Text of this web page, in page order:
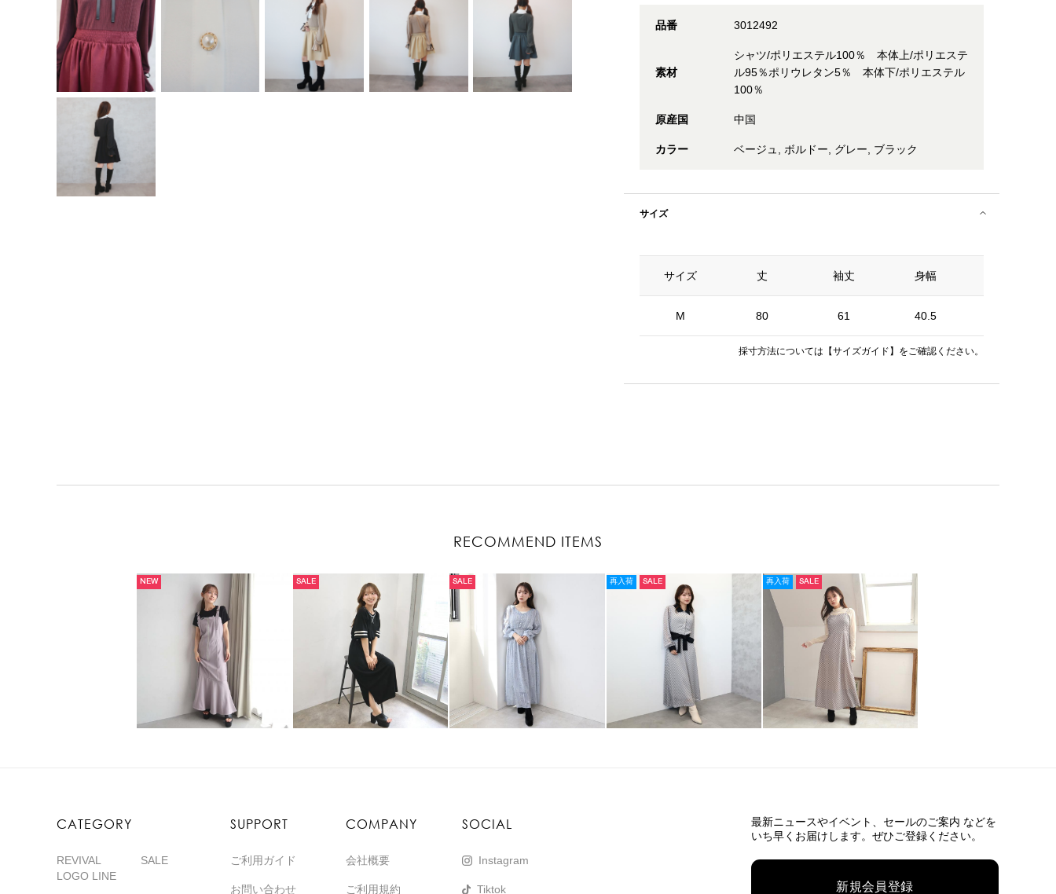
品番 3012492
素材
シャツ/ポリエステル100％ 本体上/ポリエステ
ル95％ポリウレタン5％ 本体下/ポリエステル
100％
原産国 中国
カラー ベージュ, ボルドー, グレー, ブラック
サイズ
サイズ
M
丈 袖丈 身幅
80 61 40.5
採寸方法については 【サイズガイド】 をご確認ください。
RECOMMEND ITEMS
NEW SALE SALE 再入荷 SALE 再入荷 SALE
CATEGORY
REVIVAL
LOGO LINE
SALE
SUPPORT
ご利用ガイド
お問い合わせ
COMPANY
会社概要
ご利用規約
SOCIAL
Instagram
Tiktok
最新ニュースやイベント、 セールのご案内 などを
いち早くお届けします。ぜひご登録ください。
新規会員登録